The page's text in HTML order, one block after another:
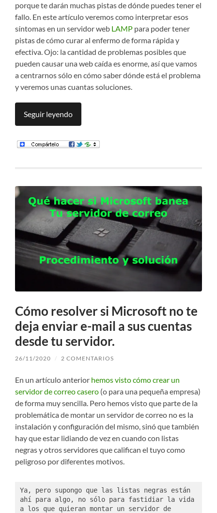
porque te darán muchas pistas de dónde puedes tener el
fallo. En este artículo veremos como interpretar esos
síntomas en un servidor web LAMP para poder tener
pistas de cómo curar al enfermo de forma rápida y
efectiva. Ojo: la cantidad de problemas posibles que
pueden causar una web caída es enorme, así que vamos
a centrarnos sólo en cómo saber dónde está el problema
y veremos unas cuantas soluciones.
Seguir leyendo
Cómo resolver si Microsoft no te
deja enviar e-mail a sus cuentas
desde tu servidor.
26/11/2020 / 2 COMENTARIOS
En un artículo anterior hemos visto cómo crear un
servidor de correo casero (o para una pequeña empresa)
de forma muy sencilla. Pero hemos visto que parte de la
problemática de montar un servidor de correo no es la
instalación y configuración del mismo, sinó que también
hay que estar lidiando de vez en cuando con listas
negras y otros servidores que califican el tuyo como
peligroso por diferentes motivos.
Ya, pero supongo que las listas negras están
ahí para algo, no sólo para fastidiar la vida
a los que quieran montar un servidor de